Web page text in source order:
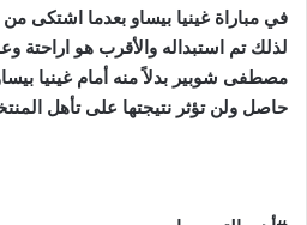
في مباراة غينيا بيساو بعدما اشتكى من
لذلك تم استبداله والأقرب هو اراحتة
مصطفى شوبير بدلاً منه أمام غينيا
حاصل ولن تؤثر نتيجتها على تأهل